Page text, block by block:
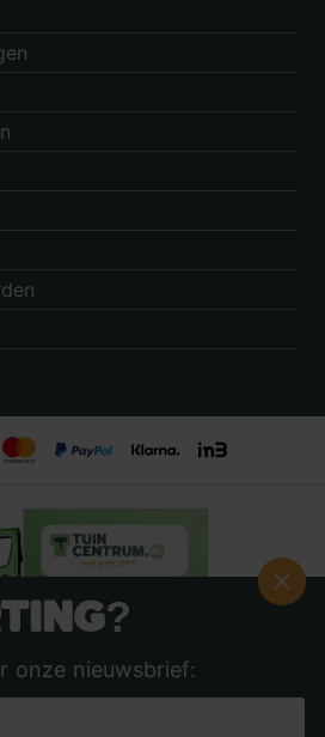
8.9door3.862klanten
- Tuincentrum.nl B.V.
onze nieuwsbrief: